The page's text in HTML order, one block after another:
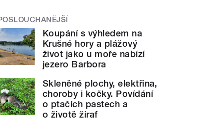
Koupání s výhledem na
Krušné hory a plážový
život jako u moře nabízí
jezero Barbora
Skleněné plochy, elektřina,
choroby i kočky. Povídání
o ptačích pastech a
o životě žiraf